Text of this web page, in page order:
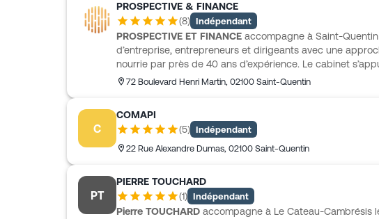
création à la transmission et travaille aussi avec des
assureurs et gestionnaires de patrimoine pour proposer un
accompagnement cohérent selon les enjeux de chaque
PROSPECTIVE & FINANCE
(8) Indépendant
PROSPECTIVE ET FINANCE accompagne à Saint-
d’entreprise, entrepreneurs et dirigeants avec une
nourrie par près de 40 ans d’expérience. Le cabinet
de 48 collaborateurs et 6 associés, dont 5 experts-
libérales, investissement immobilier, audit d’acquisition ou
évaluation d’entreprise. PROSPECTIVE ET FINANCE suit
création, reprise, transmission et l’organisation du
72 Boulevard Henri Martin, 02100 Saint-Quentin
C
COMAPI
(5) Indépendant
22 Rue Alexandre Dumas, 02100 Saint-Quentin
PT
PIERRE TOUCHARD
(1) Indépendant
Pierre TOUCHARD accompagne à Le Cateau-Cambrésis